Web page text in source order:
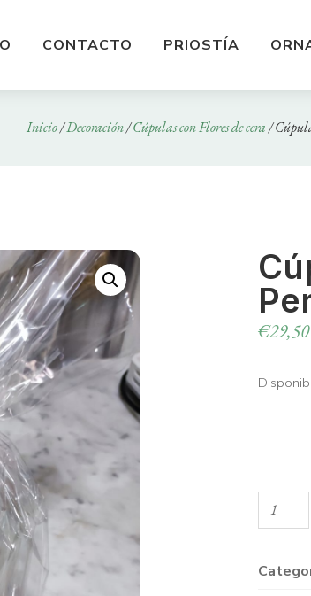
CONTACTO PRIOSTÍA
Inicio/Decoración/Cúpulas con Flores de cera/
€29,50